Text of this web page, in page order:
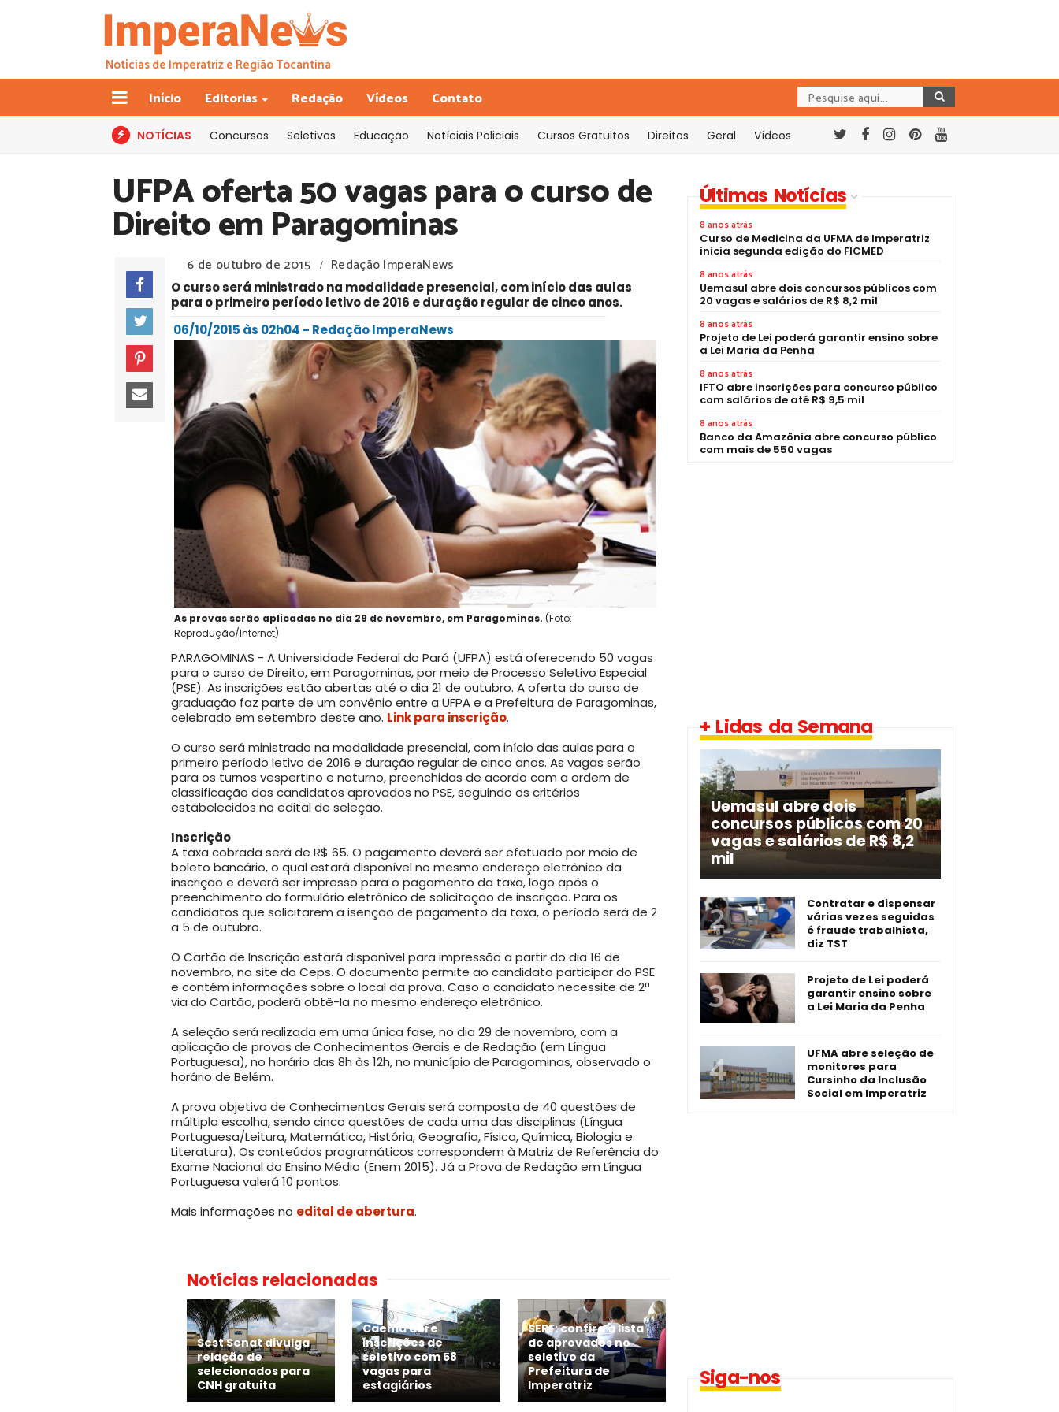
Notícias de Imperatriz e Região Tocantina
Início Editorias Redação Vídeos Contato
NOTÍCIAS Concursos Seletivos Educação Notíciais Policiais Cursos Gratuitos Direitos Geral Vídeos
UFPA oferta 50 vagas para o curso de
Direito em Paragominas
6 de outubro de 2015 / Redação ImperaNews
O curso será ministrado na modalidade presencial, com início das aulas
para o primeiro período letivo de 2016 e duração regular de cinco anos.
06/10/2015 às 02h04 - Redação ImperaNews
As provas serão aplicadas no dia 29 de novembro, em Paragominas. (Foto:
Reprodução/Internet)
PARAGOMINAS - A Universidade Federal do Pará (UFPA) está oferecendo 50 vagas
para o curso de Direito, em Paragominas, por meio de Processo Seletivo Especial
(PSE). As inscrições estão abertas até o dia 21 de outubro. A oferta do curso de
graduação faz parte de um convênio entre a UFPA e a Prefeitura de Paragominas,
celebrado em setembro deste ano. Link para inscrição.
O curso será ministrado na modalidade presencial, com início das aulas para o
primeiro período letivo de 2016 e duração regular de cinco anos. As vagas serão
para os turnos vespertino e noturno, preenchidas de acordo com a ordem de
classificação dos candidatos aprovados no PSE, seguindo os critérios
estabelecidos no edital de seleção.
Inscrição
A taxa cobrada será de R$ 65. O pagamento deverá ser efetuado por meio de
boleto bancário, o qual estará disponível no mesmo endereço eletrônico da
inscrição e deverá ser impresso para o pagamento da taxa, logo após o
preenchimento do formulário eletrônico de solicitação de inscrição. Para os
candidatos que solicitarem a isenção de pagamento da taxa, o período será de 2
a 5 de outubro.
O Cartão de Inscrição estará disponível para impressão a partir do dia 16 de
novembro, no site do Ceps. O documento permite ao candidato participar do PSE
e contém informações sobre o local da prova. Caso o candidato necessite de 2ª
via do Cartão, poderá obtê-la no mesmo endereço eletrônico.
A seleção será realizada em uma única fase, no dia 29 de novembro, com a
aplicação de provas de Conhecimentos Gerais e de Redação (em Língua
Portuguesa), no horário das 8h às 12h, no município de Paragominas, observado o
horário de Belém.
A prova objetiva de Conhecimentos Gerais será composta de 40 questões de
múltipla escolha, sendo cinco questões de cada uma das disciplinas (Língua
Portuguesa/Leitura, Matemática, História, Geografia, Física, Química, Biologia e
Literatura). Os conteúdos programáticos correspondem à Matriz de Referência do
Exame Nacional do Ensino Médio (Enem 2015). Já a Prova de Redação em Língua
Portuguesa valerá 10 pontos.
Mais informações no edital de abertura.
Notícias relacionadas
Sest Senat divulga
relação de
selecionados para
CNH gratuita
Caema abre
inscrições de
seletivo com 58
vagas para
estagiários
SERF: confira a lista
de aprovados no
seletivo da
Prefeitura de
Imperatriz
Últimas Notícias
8 anos atrás
Curso de Medicina da UFMA de Imperatriz
inicia segunda edição do FICMED
8 anos atrás
Uemasul abre dois concursos públicos com
20 vagas e salários de R$ 8,2 mil
8 anos atrás
Projeto de Lei poderá garantir ensino sobre
a Lei Maria da Penha
8 anos atrás
IFTO abre inscrições para concurso público
com salários de até R$ 9,5 mil
8 anos atrás
Banco da Amazônia abre concurso público
com mais de 550 vagas
+ Lidas da Semana
Uemasul abre dois
concursos públicos com 20
vagas e salários de R$ 8,2
mil
Contratar e dispensar
várias vezes seguidas
é fraude trabalhista,
diz TST
Projeto de Lei poderá
garantir ensino sobre
a Lei Maria da Penha
UFMA abre seleção de
monitores para
Cursinho da Inclusão
Social em Imperatriz
Siga-nos